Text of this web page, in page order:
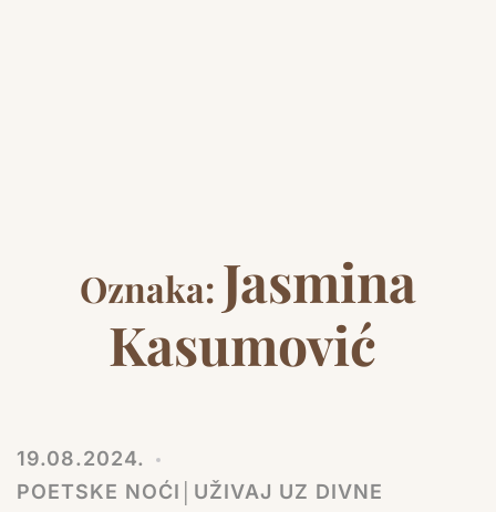
Oznaka: Jasmina
Kasumović
19.08.2024.
POETSKE NOĆI│UŽIVAJ UZ DIVNE